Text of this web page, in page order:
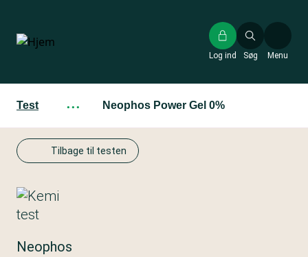
hovedindhold
Søg
Log ind Menu
Test ··· Neophos Power Gel 0%
Tilbage til testen
Neophos